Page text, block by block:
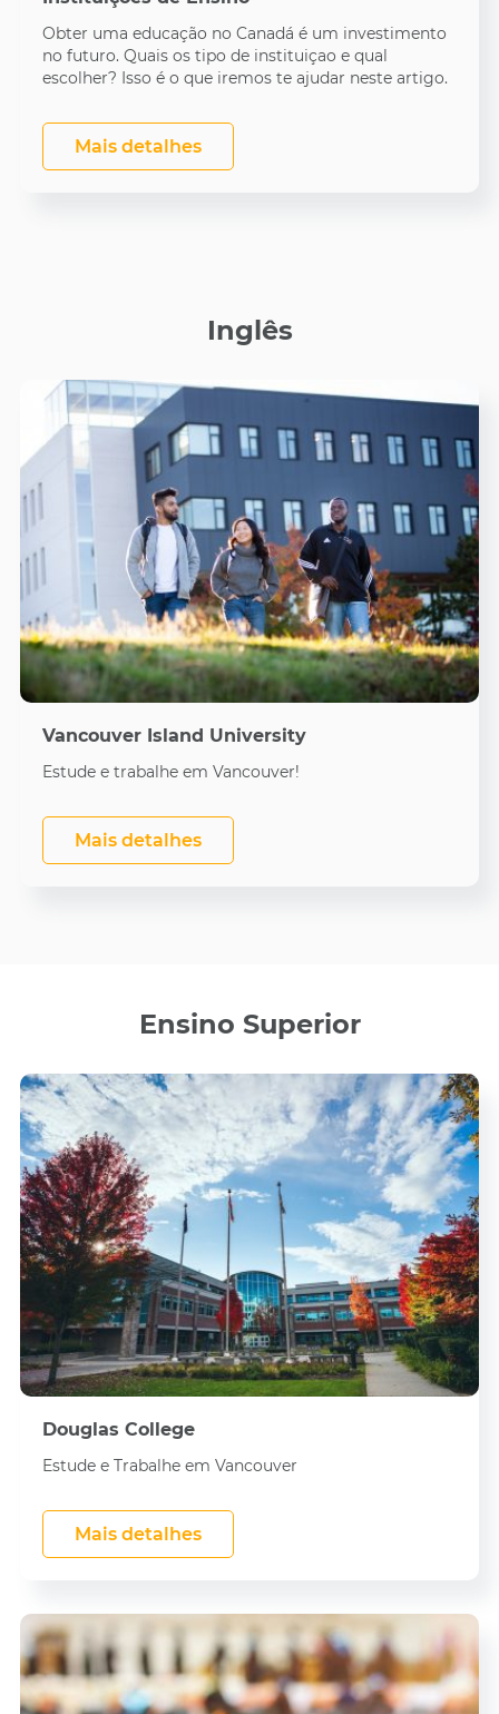
Obter uma educação no Canadá é um investimento
no futuro. Quais os tipo de instituiçao e qual
escolher? Isso é o que iremos te ajudar neste artigo.
Mais detalhes
Inglês
Vancouver Island University
Estude e trabalhe em Vancouver!
Mais detalhes
Ensino Superior
Douglas College
Estude e Trabalhe em Vancouver
Mais detalhes